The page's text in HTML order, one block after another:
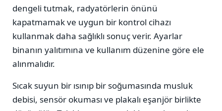
dengeli tutmak, radyatörlerin önünü
kapatmamak ve uygun bir kontrol cihazı
kullanmak daha sağlıklı sonuç verir. Ayarlar
binanın yalıtımına ve kullanım düzenine göre ele
alınmalıdır.
Sıcak suyun bir ısınıp bir soğumasında musluk
debisi, sensör okuması ve plakalı eşanjör birlikte